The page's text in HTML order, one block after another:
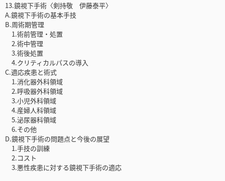
13.鏡視下手術〈剣持敬 伊藤泰平〉
A.鏡視下手術の基本手技
B.周術期管理
1.術前管理・処置
2.術中管理
3.術後処置
4.クリティカルパスの導入
C.適応疾患と術式
1.消化器外科領域
2.呼吸器外科領域
3.小児外科領域
4.産婦人科領域
5.泌尿器科領域
6.その他
D.鏡視下手術の問題点と今後の展望
1.手技の訓練
2.コスト
3.悪性疾患に対する鏡視下手術の適応